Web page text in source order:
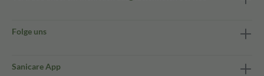
Folge uns
Sanicare App